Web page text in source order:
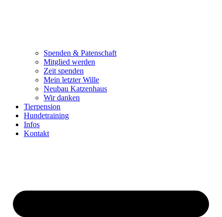
Spenden & Patenschaft
Mitglied werden
Zeit spenden
Mein letzter Wille
Neubau Katzenhaus
Wir danken
Tierpension
Hundetraining
Infos
Kontakt